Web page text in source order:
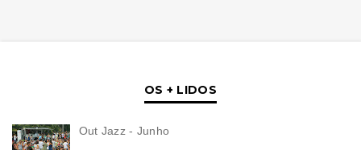
OS + LIDOS
Out Jazz - Junho